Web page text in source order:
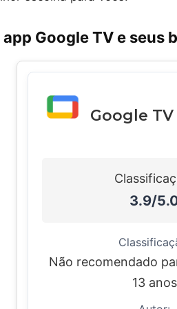
app Google TV e
Google TV
3.9/
Não recomendado
13 anos